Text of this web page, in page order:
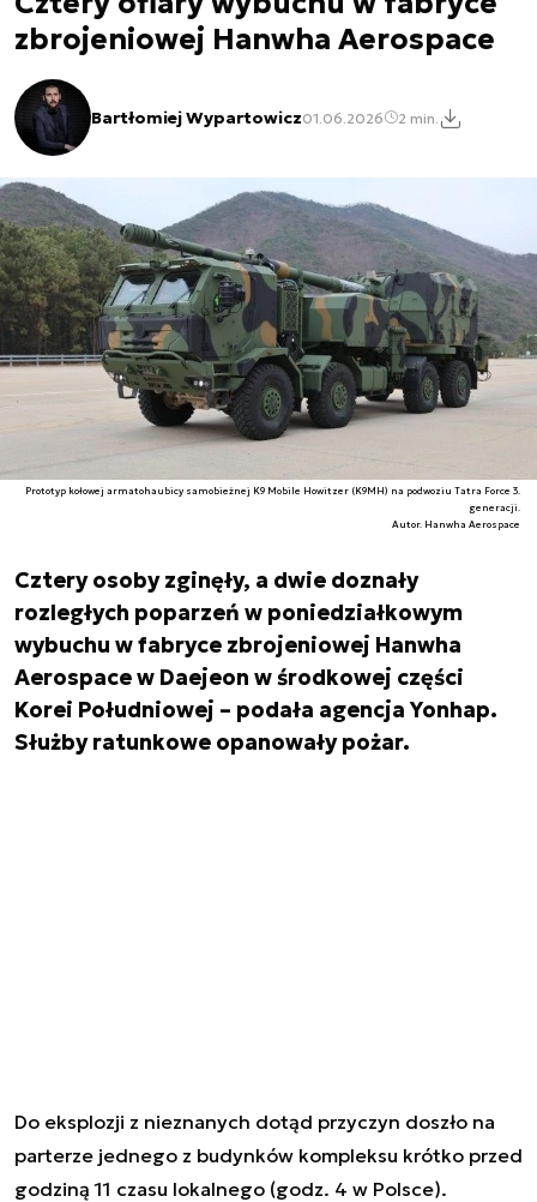
zbrojeniowej Hanwha Aerospace
Bartłomiej Wypartowicz01.06.2026 2 min.
Prototyp kołowej armatohaubicy samobieżnej K9 Mobile Howitzer (K9MH) na podwoziu Tatra Force 3.
generacji.
Autor. Hanwha Aerospace
Cztery osoby zginęły, a dwie doznały
rozległych poparzeń w poniedziałkowym
wybuchu w fabryce zbrojeniowej Hanwha
Aerospace w Daejeon w środkowej części
Korei Południowej – podała agencja Yonhap.
Służby ratunkowe opanowały pożar.
Do eksplozji z nieznanych dotąd przyczyn doszło na
parterze jednego z budynków kompleksu krótko przed
godziną 11 czasu lokalnego (godz. 4 w Polsce).